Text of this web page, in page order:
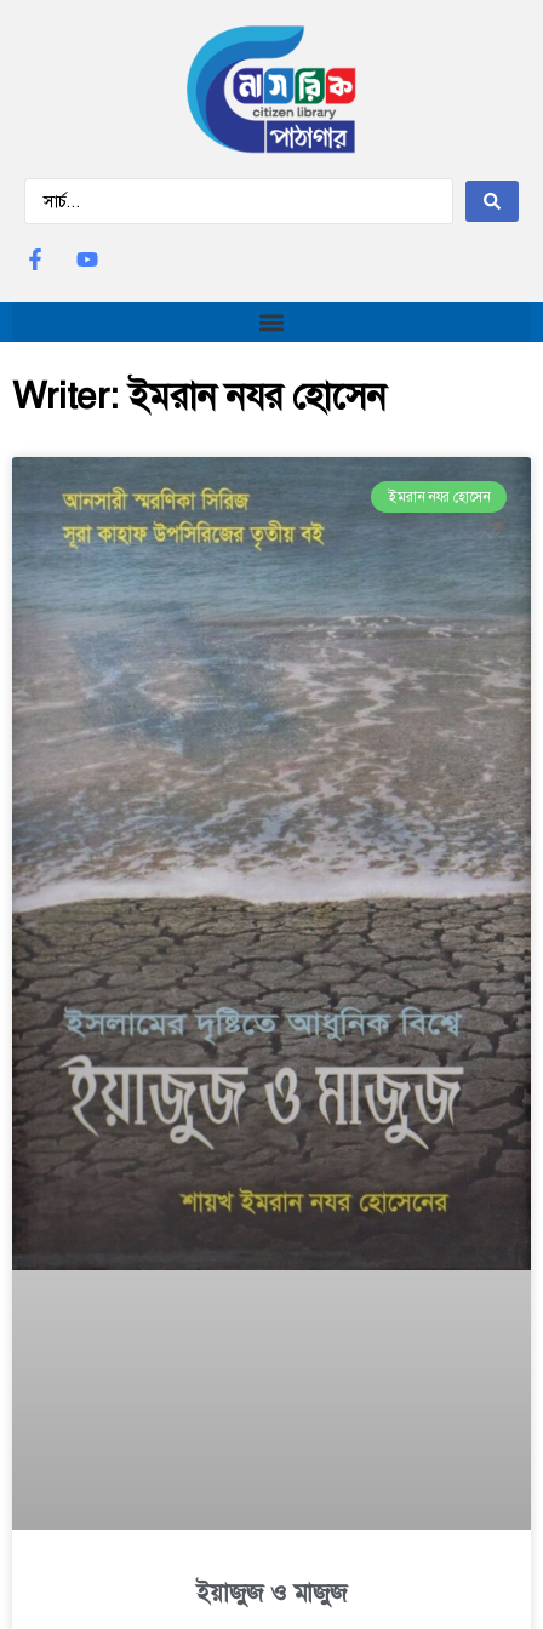
Writer: ইমরান নযর হোসেন
ইমরান নযর হোসেন
ইয়াজুজ ও মাজুজ